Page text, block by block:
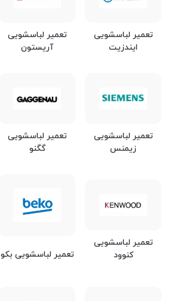
تعمیر لباسشویی
ایندزیت
تعمیر لباسشویی
آریستون
تعمیر لباسشویی
زیمنس
تعمیر لباسشویی
گگنو
تعمیر لباسشویی
کنوود
تعمیر لباسشویی بکو